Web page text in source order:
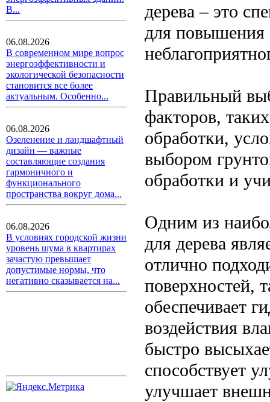
В...
06.08.2026
В современном мире вопрос
энергоэффективности и
экологической безопасности
становится все более
актуальным. Особенно...
06.08.2026
Озеленение и ландшафтный
дизайн — важные
составляющие создания
гармоничного и
функционального
пространства вокруг дома...
06.08.2026
В условиях городской жизни
уровень шума в квартирах
зачастую превышает
допустимые нормы, что
негативно сказывается на...
дерева – это
для повышения
Правильный
факторов,
обработки,
выбором
обработки и
Одним из
для дерева
отлично
поверхностей,
обеспечивает
воздействия
быстро
способствует
улучшает